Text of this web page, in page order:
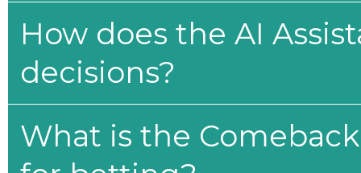
How does the AI
decisions?
What is the